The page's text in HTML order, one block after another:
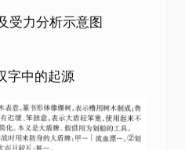
受力分析示意图
字中的起源